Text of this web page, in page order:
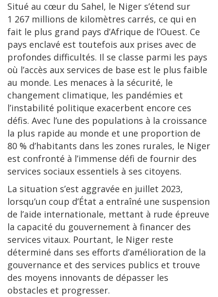
Situé au cœur du Sahel, le Niger s’étend sur
1 267 millions de kilomètres carrés, ce qui en
fait le plus grand pays d’Afrique de l’Ouest. Ce
pays enclavé est toutefois aux prises avec de
profondes difficultés. Il se classe parmi les pays
où l’accès aux services de base est le plus faible
au monde. Les menaces à la sécurité, le
changement climatique, les pandémies et
l’instabilité politique exacerbent encore ces
défis. Avec l’une des populations à la croissance
la plus rapide au monde et une proportion de
80 % d’habitants dans les zones rurales, le Niger
est confronté à l’immense défi de fournir des
services sociaux essentiels à ses citoyens.
La situation s’est aggravée en juillet 2023,
lorsqu’un coup d’État a entraîné une suspension
de l’aide internationale, mettant à rude épreuve
la capacité du gouvernement à financer des
services vitaux. Pourtant, le Niger reste
déterminé dans ses efforts d’amélioration de la
gouvernance et des services publics et trouve
des moyens innovants de dépasser les
obstacles et progresser.